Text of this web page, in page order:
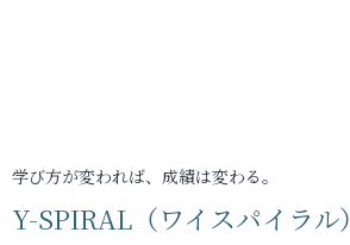
学び方が変われば、成績は変わる。
Y-SPIRAL（ワイスパイラル）